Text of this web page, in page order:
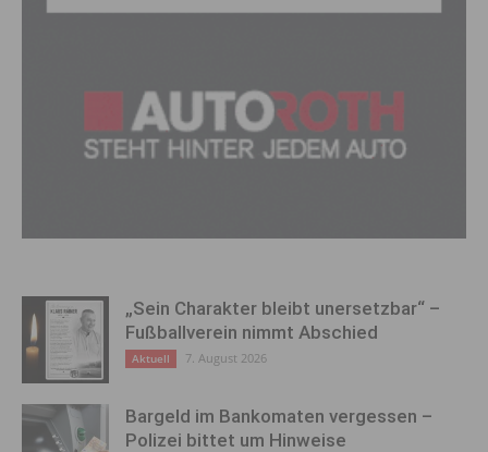
„Sein Charakter bleibt unersetzbar“ –
Fußballverein nimmt Abschied
Aktuell 7. August 2026
Bargeld im Bankomaten vergessen –
Polizei bittet um Hinweise